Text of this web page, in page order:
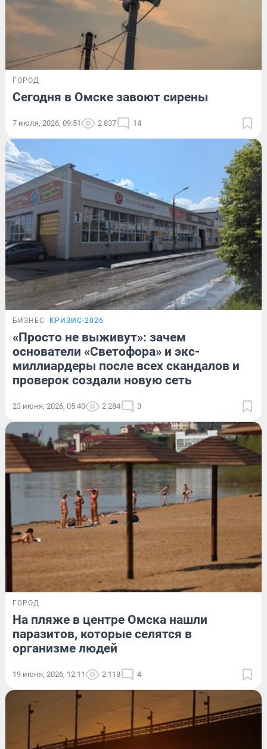
ГОРОД
Сегодня в Омске завоют сирены
7 июля, 2026, 09:51 2 837 14
БИЗНЕС КРИЗИС-2026
«Просто не выживут»: зачем
основатели «Светофора» и экс-
миллиардеры после всех скандалов и
проверок создали новую сеть
23 июня, 2026, 05:40 2 284 3
ГОРОД
На пляже в центре Омска нашли
паразитов, которые селятся в
организме людей
19 июня, 2026, 12:11 2 118 4